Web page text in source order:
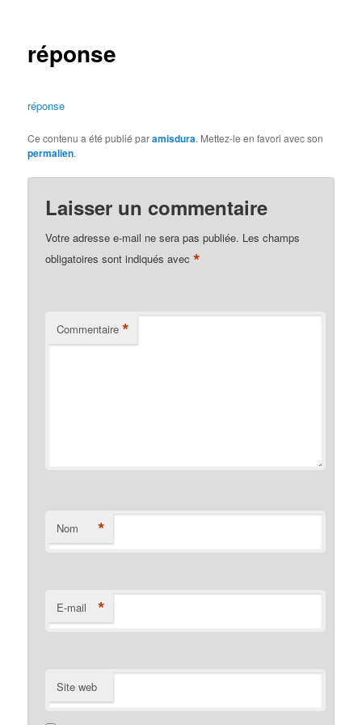
réponse
réponse
Ce contenu a été publié paramisdura. Mettez-le en favori avec son
permalien.
Laisser un commentaire
Votre adresse e-mail ne sera pas publiée. Les champs
obligatoires sont indiqués avec*
Commentaire *
Nom *
E-mail *
Site web